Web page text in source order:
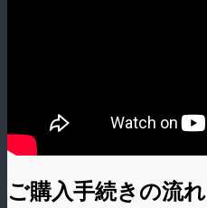
ご購入手続きの流れ